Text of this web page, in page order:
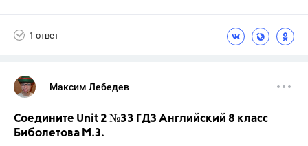
1 ответ
Максим Лебедев
Соедините Unit 2 №33 ГДЗ Английский 8 класс
Биболетова М.З.